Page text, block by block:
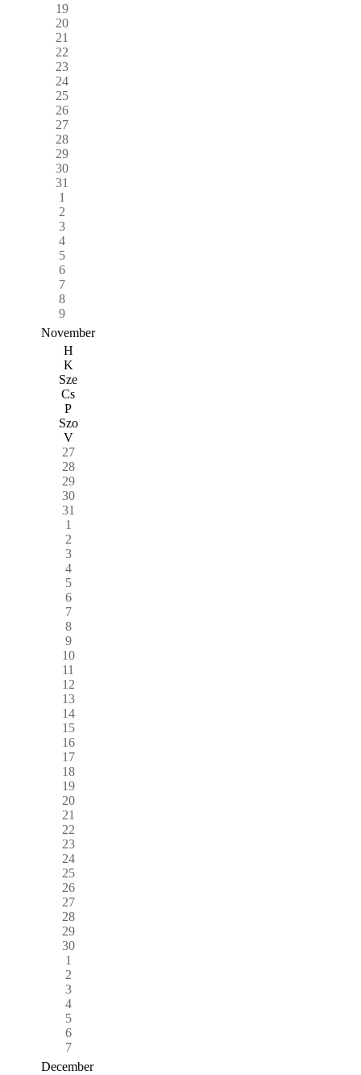
19
20
21
22
23
24
25
26
27
28
29
30
31
1
2
3
4
5
6
7
8
9
November
H
K
Sze
Cs
P
Szo
V
27
28
29
30
31
1
2
3
4
5
6
7
8
9
10
11
12
13
14
15
16
17
18
19
20
21
22
23
24
25
26
27
28
29
30
1
2
3
4
5
6
7
December